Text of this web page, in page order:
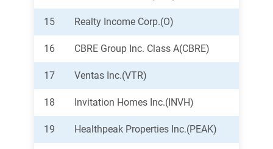
15 Realty Income Corp.(O)
16 CBRE Group Inc. Class A(CBRE)
17 Ventas Inc.(VTR)
18 Invitation Homes Inc.(INVH)
19 Healthpeak Properties Inc.(PEAK)